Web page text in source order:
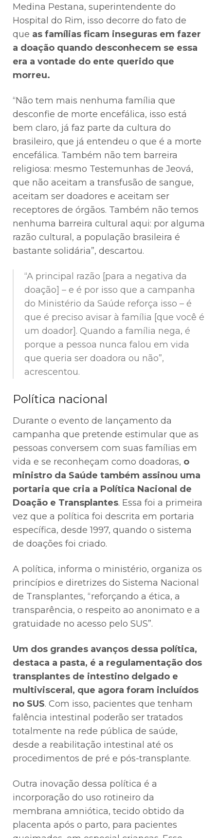
Medina Pestana, superintendente do
Hospital do Rim, isso decorre do fato de
que as famílias ficam inseguras em fazer
a doação quando desconhecem se essa
era a vontade do ente querido que
morreu.
“Não tem mais nenhuma família que
desconfie de morte encefálica, isso está
bem claro, já faz parte da cultura do
brasileiro, que já entendeu o que é a morte
encefálica. Também não tem barreira
religiosa: mesmo Testemunhas de Jeová,
que não aceitam a transfusão de sangue,
aceitam ser doadores e aceitam ser
receptores de órgãos. Também não temos
nenhuma barreira cultural aqui: por alguma
razão cultural, a população brasileira é
bastante solidária”, descartou.
“A principal razão [para a negativa da
doação] – e é por isso que a campanha
do Ministério da Saúde reforça isso – é
que é preciso avisar à família [que você é
um doador]. Quando a família nega, é
porque a pessoa nunca falou em vida
que queria ser doadora ou não”,
acrescentou.
Política nacional
Durante o evento de lançamento da
campanha que pretende estimular que as
pessoas conversem com suas famílias em
vida e se reconheçam como doadoras, o
ministro da Saúde também assinou uma
portaria que cria a Política Nacional de
Doação e Transplantes. Essa foi a primeira
vez que a política foi descrita em portaria
específica, desde 1997, quando o sistema
de doações foi criado.
A política, informa o ministério, organiza os
princípios e diretrizes do Sistema Nacional
de Transplantes, “reforçando a ética, a
transparência, o respeito ao anonimato e a
gratuidade no acesso pelo SUS”.
Um dos grandes avanços dessa política,
destaca a pasta, é a regulamentação dos
transplantes de intestino delgado e
multivisceral, que agora foram incluídos
no SUS. Com isso, pacientes que tenham
falência intestinal poderão ser tratados
totalmente na rede pública de saúde,
desde a reabilitação intestinal até os
procedimentos de pré e pós-transplante.
Outra inovação dessa política é a
incorporação do uso rotineiro da
membrana amniótica, tecido obtido da
placenta após o parto, para pacientes